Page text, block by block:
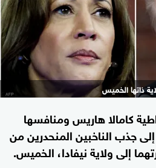
ذاتها الخميس
كامالا هاريس ومنافسها
جذب الناخبين المنحدرين من
إلى ولاية نيفادا، الخميس.